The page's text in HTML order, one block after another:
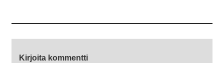
Kirjoita kommentti